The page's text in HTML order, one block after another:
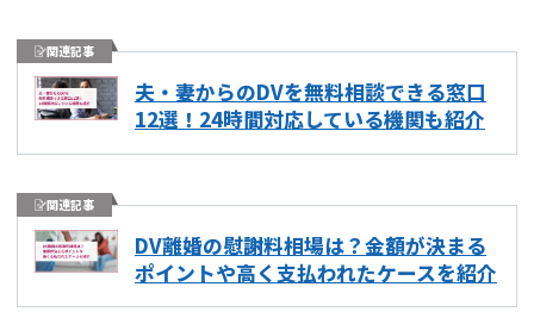
関連記事
夫・妻からのDVを無料相談できる窓口
12選！24時間対応している機関も紹介
関連記事
DV離婚の慰謝料相場は？金額が決まる
ポイントや高く支払われたケースを紹介